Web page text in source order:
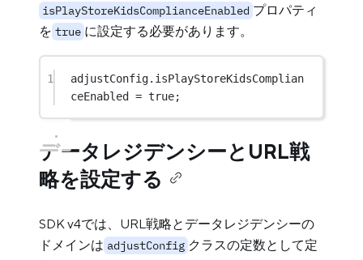
isPlayStoreKidsComplianceEnabled プロパティ
を true に設定する必要があります。
1
adjustConfig.isPlayStoreKidsComplian
ceEnabled = true;
データレジデンシーとURL戦
略を設定する
SDK v4では、URL戦略とデータレジデンシーの
ドメインは adjustConfig クラスの定数として定